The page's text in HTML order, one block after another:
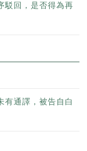
駁回，是否得為再
有通譯，被告自白